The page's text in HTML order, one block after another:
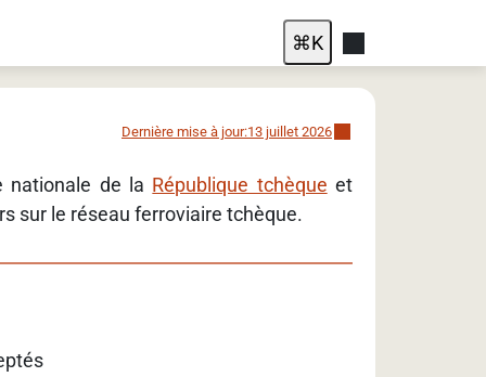
⌘K
Dernière mise à jour:13 juillet 2026
nationale de la République tchèque et
sur le réseau ferroviaire tchèque.